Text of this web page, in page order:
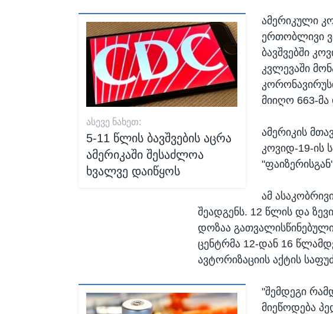
ᲐᲡᲔᲕᲔ ᲜᲐᲮᲔᲗ:
5-11 წლის ბავშვების აცრა
ამერიკაში შესაძლოა
ხვალვე დაიწყოს
ამერიკული
ერთობლივი
ბავშვებში
კვლევაში
მიიღო 663-მა
ამერიკის
კოვიდ-19-ის
ამ
შეადგენს. 12 წლის და
დოზაა
ცენტრმა 12-დან 16
ავტორიზაციის აქტის
"შემდეგი
მიეწოდება